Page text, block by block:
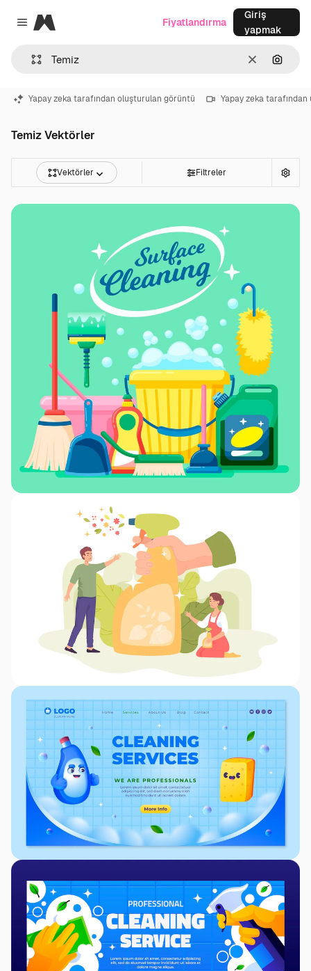
Close menu
Magnific
Temizlemek
Fiyatlandırma
Giriş
yapmak
Yapay zeka tarafından oluşturulan görüntü Yapay zeka
Temiz Vektörler
Vektörler Filtreler